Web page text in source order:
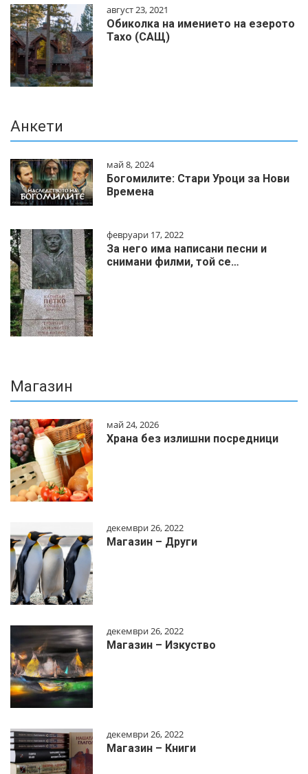
август 23, 2021
Обиколка на имението на езерото
Тахо (САЩ)
Анкети
май 8, 2024
Богомилите: Стари Уроци за Нови
Времена
февруари 17, 2022
За него има написани песни и
снимани филми, той се…
Магазин
май 24, 2026
Храна без излишни посредници
декември 26, 2022
Магазин – Други
декември 26, 2022
Магазин – Изкуство
декември 26, 2022
Магазин – Книги